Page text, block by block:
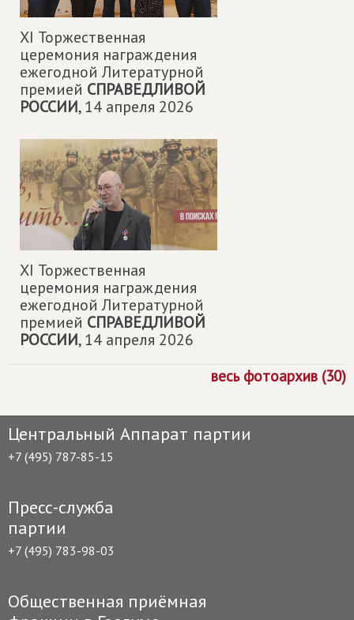
XI Торжественная
церемония награждения
ежегодной Литературной
премией СПРАВЕДЛИВОЙ
РОССИИ,14 апреля 2026
XI Торжественная
церемония награждения
ежегодной Литературной
премией СПРАВЕДЛИВОЙ
РОССИИ,14 апреля 2026
весь фотоархив (30)
Центральный Аппарат партии
+7 (495) 787-85-15
Пресс-служба
партии
+7 (495) 783-98-03
Общественная приёмная